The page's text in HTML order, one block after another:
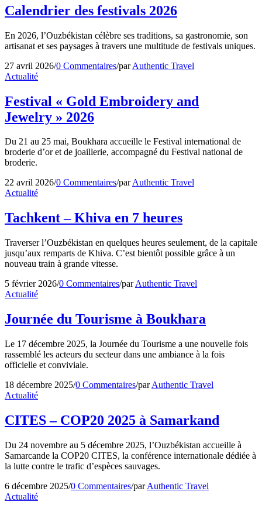
Calendrier des festivals 2026
En 2026, l’Ouzbékistan célèbre ses traditions, sa gastronomie, son
artisanat et ses paysages à travers une multitude de festivals uniques.
27 avril 2026/0 Commentaires/parAuthentic Travel
Actualité
Festival « Gold Embroidery and
Jewelry » 2026
Du 21 au 25 mai, Boukhara accueille le Festival international de
broderie d’or et de joaillerie, accompagné du Festival national de
broderie.
22 avril 2026/0 Commentaires/parAuthentic Travel
Actualité
Tachkent – Khiva en 7 heures
Traverser l’Ouzbékistan en quelques heures seulement, de la capitale
jusqu’aux remparts de Khiva. C’est bientôt possible grâce à un
nouveau train à grande vitesse.
5 février 2026/0 Commentaires/parAuthentic Travel
Actualité
Journée du Tourisme à Boukhara
Le 17 décembre 2025, la Journée du Tourisme a une nouvelle fois
rassemblé les acteurs du secteur dans une ambiance à la fois
officielle et conviviale.
18 décembre 2025/0 Commentaires/parAuthentic Travel
Actualité
CITES – COP20 2025 à Samarkand
Du 24 novembre au 5 décembre 2025, l’Ouzbékistan accueille à
Samarcande la COP20 CITES, la conférence internationale dédiée à
la lutte contre le trafic d’espèces sauvages.
6 décembre 2025/0 Commentaires/parAuthentic Travel
Actualité